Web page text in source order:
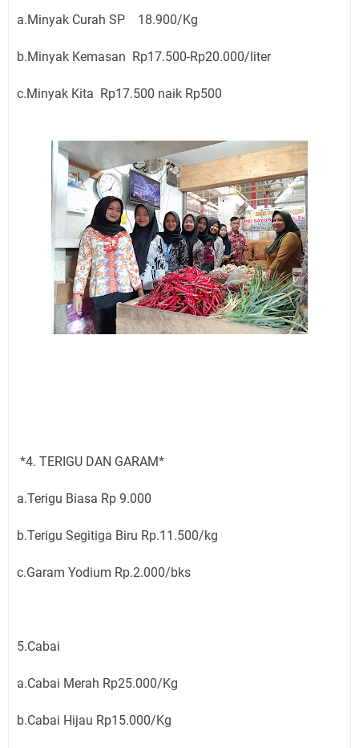
a.Minyak Curah SP 18.900/Kg
b.Minyak Kemasan Rp17.500-Rp20.000/liter
c.Minyak Kita Rp17.500 naik Rp500
*4. TERIGU DAN GARAM*
a.Terigu Biasa Rp 9.000
b.Terigu Segitiga Biru Rp.11.500/kg
c.Garam Yodium Rp.2.000/bks
5.Cabai
a.Cabai Merah Rp25.000/Kg
b.Cabai Hijau Rp15.000/Kg